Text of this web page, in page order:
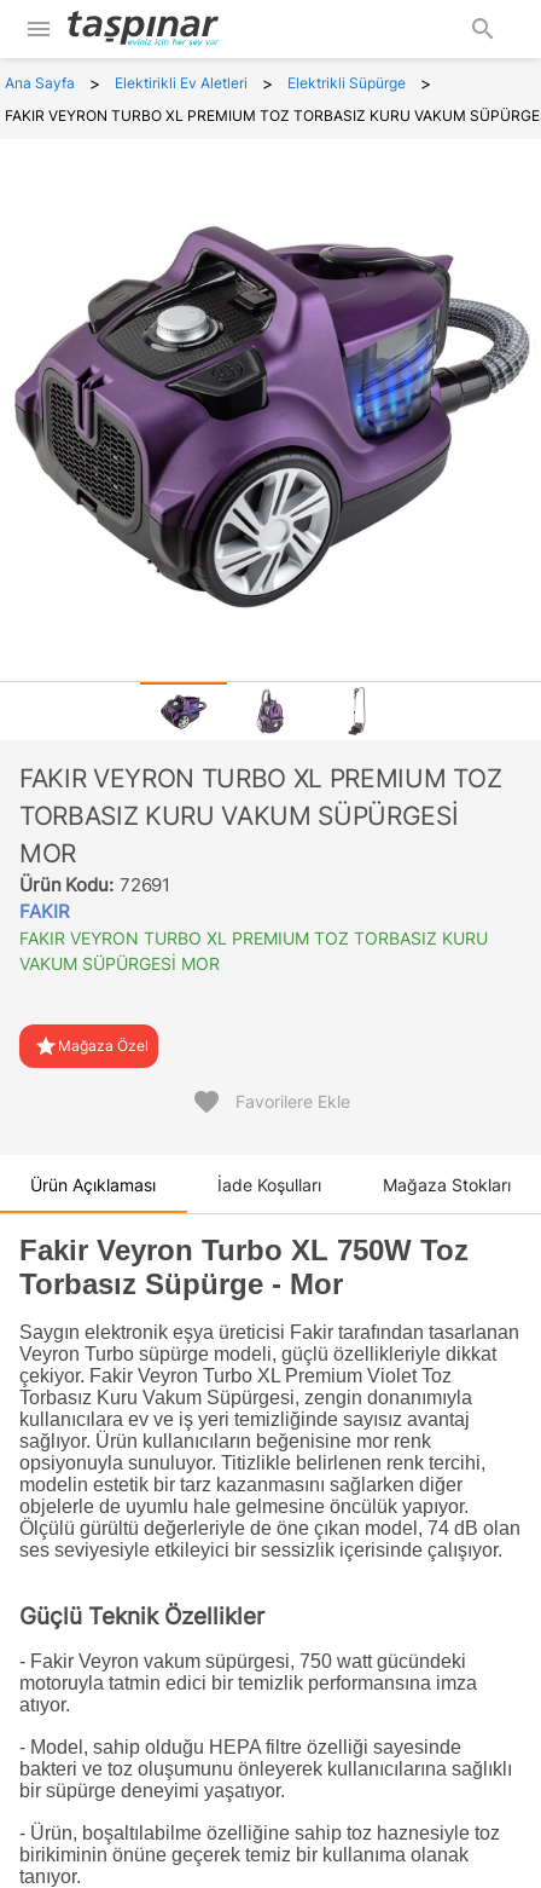
menu search
Ana Sayfa > Elektirikli Ev Aletleri > Elektrikli Süpürge >
FAKIR VEYRON TURBO XL PREMIUM TOZ TORBASIZ KURU VAKUM
FAKIR VEYRON TURBO XL PREMIUM TOZ
TORBASIZ KURU VAKUM SÜPÜRGESİ
MOR
Ürün Kodu: 72691
FAKIR
FAKIR VEYRON TURBO XL PREMIUM TOZ TORBASIZ KURU
VAKUM SÜPÜRGESİ MOR
star Mağaza Özel
favorite Favorilere Ekle
Ürün Açıklaması İade Koşulları Mağaza Stokları
Fakir Veyron Turbo XL 750W Toz
Torbasız Süpürge - Mor
Saygın elektronik eşya üreticisi Fakir tarafından tasarlanan
Veyron Turbo süpürge modeli, güçlü özellikleriyle dikkat
çekiyor. Fakir Veyron Turbo XL Premium Violet Toz
Torbasız Kuru Vakum Süpürgesi, zengin donanımıyla
kullanıcılara ev ve iş yeri temizliğinde sayısız avantaj
sağlıyor. Ürün kullanıcıların beğenisine mor renk
opsiyonuyla sunuluyor. Titizlikle belirlenen renk tercihi,
modelin estetik bir tarz kazanmasını sağlarken diğer
objelerle de uyumlu hale gelmesine öncülük yapıyor.
Ölçülü gürültü değerleriyle de öne çıkan model, 74 dB olan
ses seviyesiyle etkileyici bir sessizlik içerisinde çalışıyor.
Güçlü Teknik Özellikler
- Fakir Veyron vakum süpürgesi, 750 watt gücündeki
motoruyla tatmin edici bir temizlik performansına imza
atıyor.
- Model, sahip olduğu HEPA filtre özelliği sayesinde
bakteri ve toz oluşumunu önleyerek kullanıcılarına sağlıklı
bir süpürge deneyimi yaşatıyor.
- Ürün, boşaltılabilme özelliğine sahip toz haznesiyle toz
birikiminin önüne geçerek temiz bir kullanıma olanak
tanıyor.